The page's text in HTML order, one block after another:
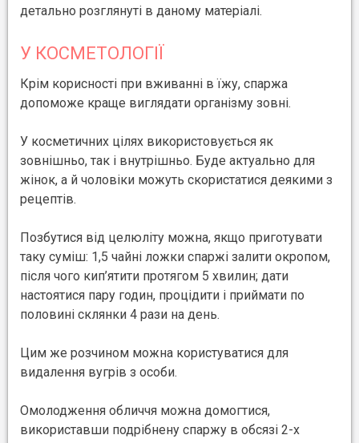
детально розглянуті в даному матеріалі.
У КОСМЕТОЛОГІЇ
Крім корисності при вживанні в їжу, спаржа
допоможе краще виглядати організму зовні.
У косметичних цілях використовується як
зовнішньо, так і внутрішньо. Буде актуально для
жінок, а й чоловіки можуть скористатися деякими з
рецептів.
Позбутися від целюліту можна, якщо приготувати
таку суміш: 1,5 чайні ложки спаржі залити окропом,
після чого кип’ятити протягом 5 хвилин; дати
настоятися пару годин, процідити і приймати по
половині склянки 4 рази на день.
Цим же розчином можна користуватися для
видалення вугрів з особи.
Омолодження обличчя можна домогтися,
використавши подрібнену спаржу в обсязі 2-х